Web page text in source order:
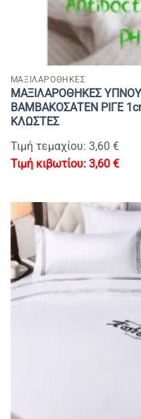
ΜΑΞΙΛΑΡΟΘΗΚΕΣ
ΜΑΞΙΛΑΡΟΘΗΚΕΣ ΥΠΝΟΥ
ΒΑΜΒΑΚΟΣΑΤΕΝ ΡΙΓΕ
ΚΛΩΣΤΕΣ
Τιμή τεμαχίου: 3,60 €
3,60 €